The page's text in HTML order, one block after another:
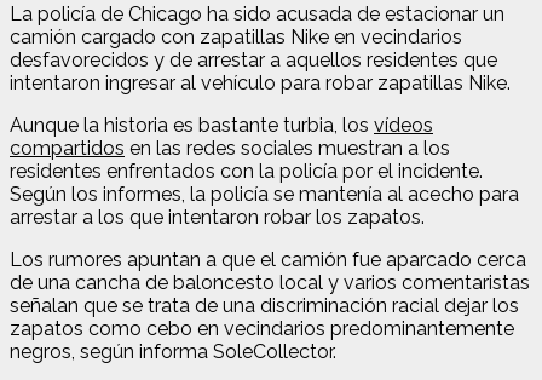
La policía de Chicago ha sido acusada de estacionar un
camión cargado con zapatillas Nike en vecindarios
desfavorecidos y de arrestar a aquellos residentes que
intentaron ingresar al vehículo para robar zapatillas Nike.
Aunque la historia es bastante turbia, los vídeos
compartidos en las redes sociales muestran a los
residentes enfrentados con la policía por el incidente.
Según los informes, la policía se mantenía al acecho para
arrestar a los que intentaron robar los zapatos.
Los rumores apuntan a que el camión fue aparcado cerca
de una cancha de baloncesto local y varios comentaristas
señalan que se trata de una discriminación racial dejar los
zapatos como cebo en vecindarios predominantemente
negros, según informa SoleCollector.